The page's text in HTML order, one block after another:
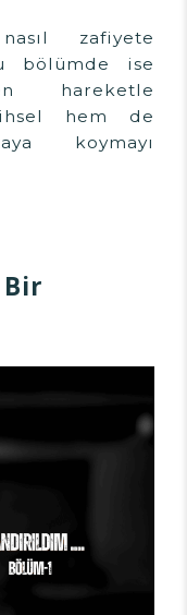
zafiyete
bölümde ise
hareketle
hem de
koymayı
Bir